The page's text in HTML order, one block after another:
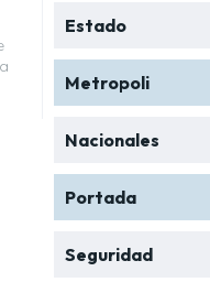
Estado
Metropoli
Nacionales
Portada
Seguridad